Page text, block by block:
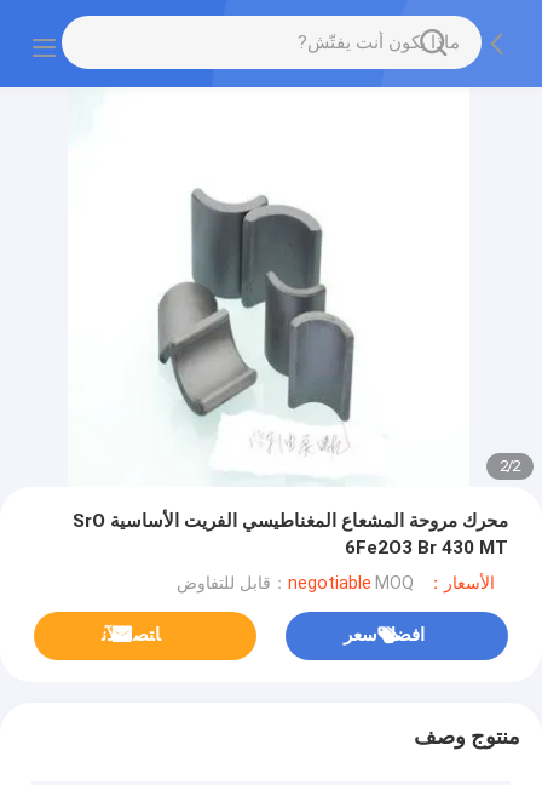
2
/
2
محرك مروحة المشعاع المغناطيسي الفريت الأساسية SrO
6Fe2O3 Br 430 MT
الأسعار：negotiable MOQ：قابل للتفاوض
افضل سعر ﺎﺘﺼﻟ ﺍﻶﻧ
منتوج وصف